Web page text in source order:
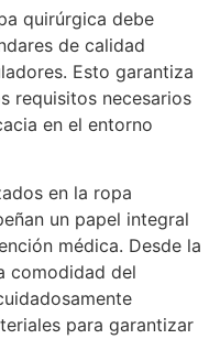
quirúrgica debe
de calidad
Esto garantiza
requisitos necesarios
en el entorno
en la ropa
un papel integral
médica. Desde la
comodidad del
para garantizar